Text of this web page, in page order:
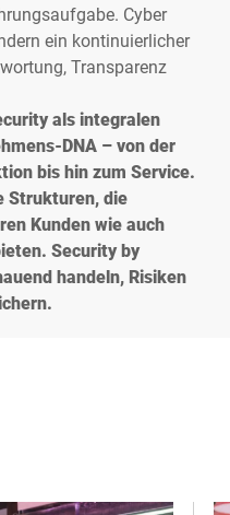
Cyber
ein kontinuierlicher
Transparenz
als integralen
DNA – von der
bis hin zum Service.
Strukturen, die
Kunden wie auch
Security by
handeln, Risiken